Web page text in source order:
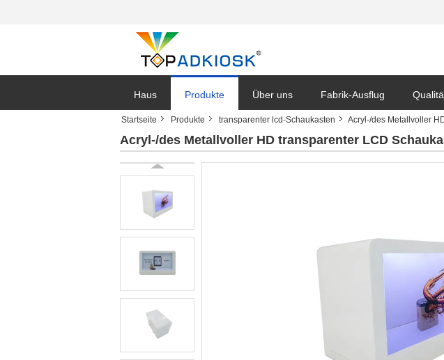
Haus Produkte Über uns Fabrik-Ausflug
Startseite Produkte transparenter lcd-Schaukasten Acryl-/des Metallvoller
Acryl-/des Metallvoller HD transparenter LCD